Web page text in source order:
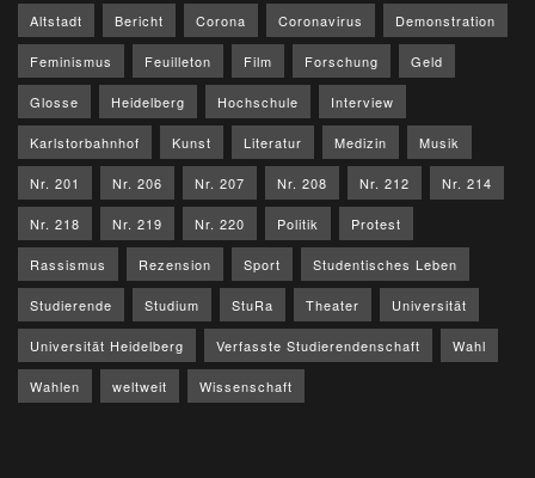
Altstadt Bericht Corona Coronavirus Demonstration
Feminismus Feuilleton Film Forschung Geld
Glosse Heidelberg Hochschule Interview
Karlstorbahnhof Kunst Literatur Medizin Musik
Nr. 201 Nr. 206 Nr. 207 Nr. 208 Nr. 212 Nr. 214
Nr. 218 Nr. 219 Nr. 220 Politik Protest
Rassismus Rezension Sport Studentisches Leben
Studierende Studium StuRa Theater Universität
Universität Heidelberg Verfasste Studierendenschaft Wahl
Wahlen weltweit Wissenschaft